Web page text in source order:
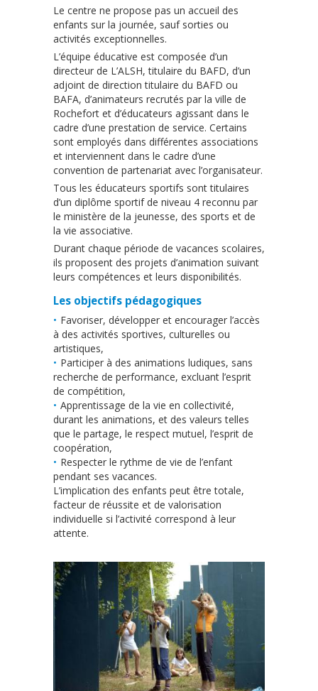
Le centre ne propose pas un accueil des
enfants sur la journée, sauf sorties ou
activités exceptionnelles.
L’équipe éducative est composée d’un
directeur de L’ALSH, titulaire du BAFD, d’un
adjoint de direction titulaire du BAFD ou
BAFA, d’animateurs recrutés par la ville de
Rochefort et d’éducateurs agissant dans le
cadre d’une prestation de service. Certains
sont employés dans différentes associations
et interviennent dans le cadre d’une
convention de partenariat avec l’organisateur.
Tous les éducateurs sportifs sont titulaires
d’un diplôme sportif de niveau 4 reconnu par
le ministère de la jeunesse, des sports et de
la vie associative.
Durant chaque période de vacances scolaires,
ils proposent des projets d’animation suivant
leurs compétences et leurs disponibilités.
Les objectifs pédagogiques
Favoriser, développer et encourager l’accès
à des activités sportives, culturelles ou
artistiques,
Participer à des animations ludiques, sans
recherche de performance, excluant l’esprit
de compétition,
Apprentissage de la vie en collectivité,
durant les animations, et des valeurs telles
que le partage, le respect mutuel, l’esprit de
coopération,
Respecter le rythme de vie de l’enfant
pendant ses vacances.
L’implication des enfants peut être totale,
facteur de réussite et de valorisation
individuelle si l’activité correspond à leur
attente.